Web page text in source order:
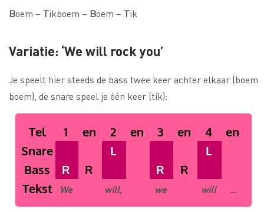
Boem – Tikboem – Boem – Tik
Variatie: ‘We will rock you’
Je speelt hier steeds de bass twee keer achter elkaar (boem
boem), de snare speel je één keer (tik):
Tel 1 en 2 en 3 en 4
en
Snare
L
L
Bass
R R R
R
Tekst
We will, we will …